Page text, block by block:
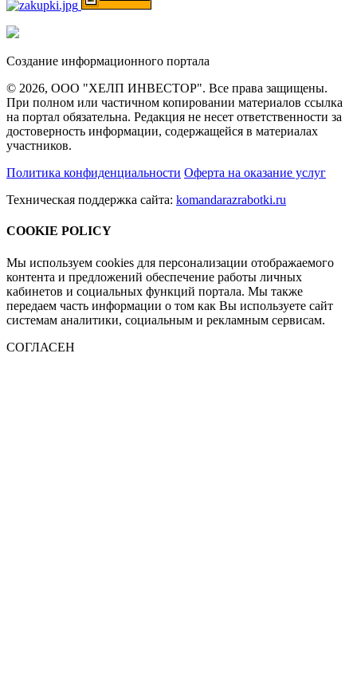
Создание информационного портала
© 2026, ООО "ХЕЛП ИНВЕСТОР". Все права защищены.
При полном или частичном копировании материалов ссылка
на портал обязательна. Редакция не несет ответственности за
достоверность информации, содержащейся в материалах
участников.
Политика конфиденциальности Оферта на оказание услуг
Техническая поддержка сайта: komandarazrabotki.ru
COOKIE POLICY
Мы используем cookies для персонализации отображаемого
контента и предложений обеспечение работы личных
кабинетов и социальных функций портала. Мы также
передаем часть информации о том как Вы используете сайт
системам аналитики, социальным и рекламным сервисам.
СОГЛАСЕН